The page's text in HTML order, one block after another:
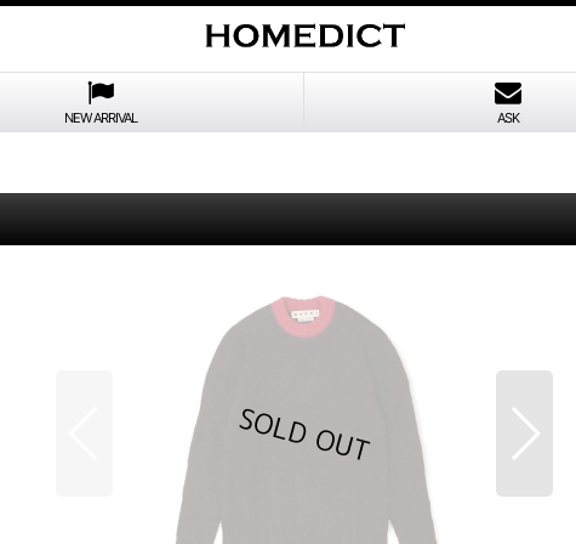
NEW ARRIVAL ASK